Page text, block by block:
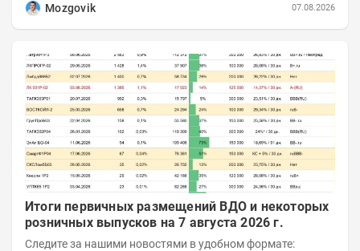
Mozgovik
07.08.2026
Итоги первичных размещений ВДО и некоторых
розничных выпусков на 7 августа 2026 г.
Следите за нашими новостями в удобном формате: